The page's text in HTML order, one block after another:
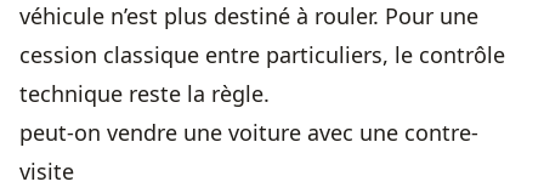
véhicule n’est plus destiné à rouler. Pour une
cession classique entre particuliers, le contrôle
technique reste la règle.
peut-on vendre une voiture avec une contre-
visite